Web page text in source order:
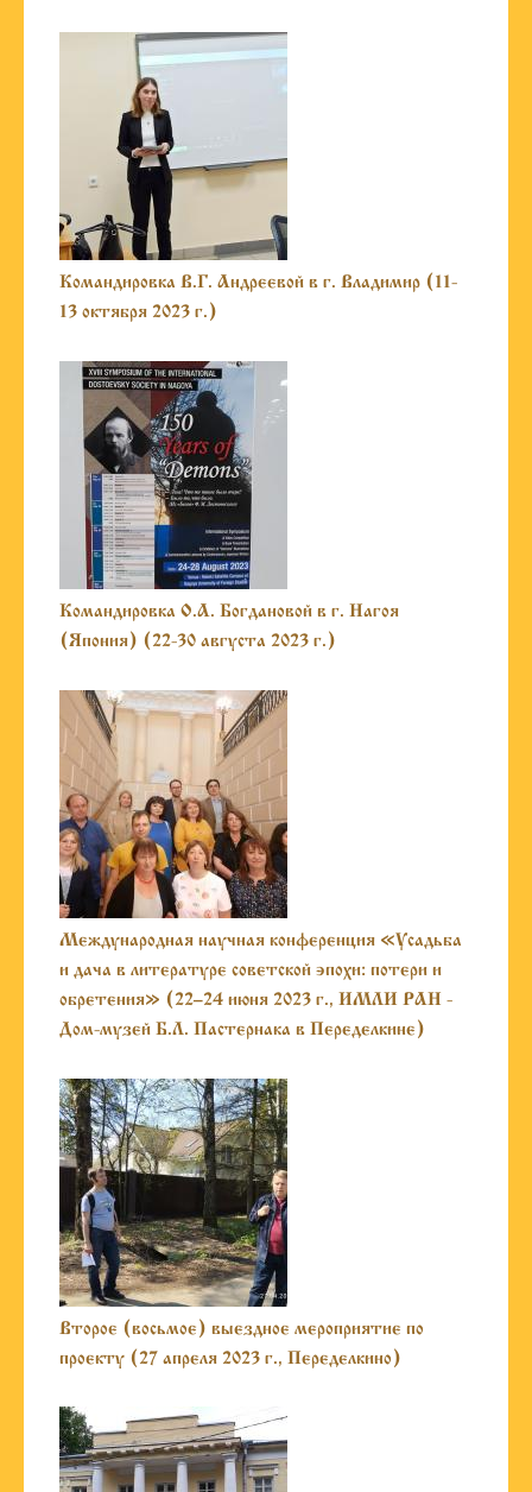
Командировка В.Г. Андреевой в г. Владимир (11-
13 октября 2023 г.)
Командировка О.А. Богдановой в г. Нагоя
(Япония) (22-30 августа 2023 г.)
Международная научная конференция «Усадьба
и дача в литературе советской эпохи: потери и
обретения» (22–24 июня 2023 г., ИМЛИ РАН -
Дом-музей Б.Л. Пастернака в Переделкине)
Второе (восьмое) выездное мероприятие по
проекту (27 апреля 2023 г., Переделкино)